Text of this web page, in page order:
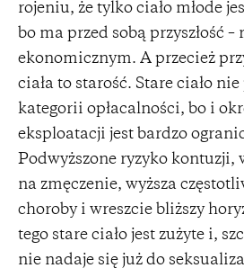
rojeniu, że tylko ciało młode
bo ma przed sobą przyszłość
ekonomicznym. A przecież
ciała to starość. Stare ciało
kategorii opłacalności, bo i
eksploatacji jest bardzo
Podwyższone ryzyko kontuzji,
na zmęczenie, wyższa
choroby i wreszcie bliższy
tego stare ciało jest zużyte i,
nie nadaje się już do